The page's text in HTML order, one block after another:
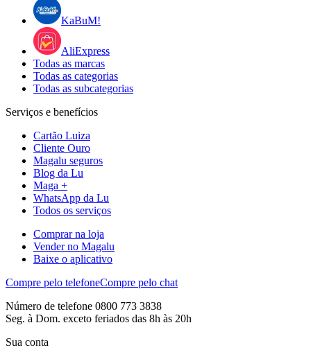
KaBuM!
AliExpress
Todas as marcas
Todas as categorias
Todas as subcategorias
Serviços e benefícios
Cartão Luiza
Cliente Ouro
Magalu seguros
Blog da Lu
Maga +
WhatsApp da Lu
Todos os serviços
Comprar na loja
Vender no Magalu
Baixe o aplicativo
Compre pelo telefoneCompre pelo chat
Número de telefone 0800 773 3838
Seg. à Dom. exceto feriados das 8h às 20h
Sua conta